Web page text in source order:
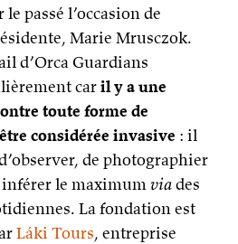
passé l’occasion de
Marie Mrusczok.
d’Orca Guardians
caril y a une
toute forme de
considérée invasive : il
de photographier
le maximumviades
La fondation est
Láki Tours, entreprise